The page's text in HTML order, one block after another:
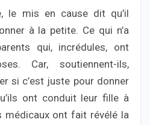
le mis en cause dit qu’il
à la petite. Ce qui n’a
qui, incrédules, ont
Car, soutiennent-ils,
si c’est juste pour donner
ont conduit leur fille à
médicaux ont fait révélé la